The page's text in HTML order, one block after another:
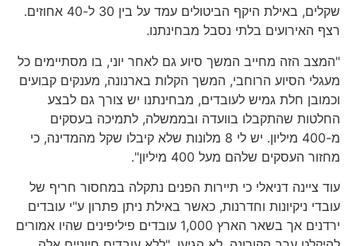
שקלים, באילת היקף הביטולים עמד על בין 30 ל-40 אחוזים.
רצף האירועים בלתי נסבל מבחינתנו.
"המצב הזה מחייב המשך סיוע גם לאחר יוני, בו מסתיימים כל
מעגלי הסיוע הרוחבי, המשך הקלות בארנונה, מענקים קבועים
וכמובן חלת גמיש לעובדים, מבחינתנו יש צורך גם לבצע
החלטות שהתקבלו בוועדה ובממשלה, לתמיכה בעסקים
מ-400 מיליון. יש לי 8 מלונות שלא קיבלו שקל מהמדינה, כי
מחזור העסקים שלהם מעל 400 מיליון".
עוד ציינה דניאלי כי תיירות הפנים נתקלה במחסור חריף של
עובדי ניקיונות וחדרנות, כאשר באילת ניתן פתרון ע"י עובדים
ירדנים אך בשאר הארץ 1,000 עובדים פיליפינים שהיו אמורים